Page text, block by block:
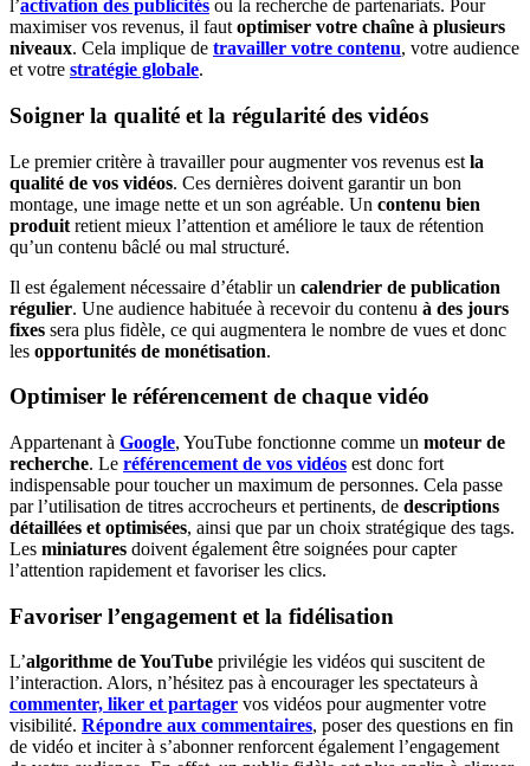
l’activation des publicités ou la recherche de partenariats. Pour
maximiser vos revenus, il faut optimiser votre chaîne à plusieurs
niveaux. Cela implique de travailler votre contenu, votre audience
et votre stratégie globale.
Soigner la qualité et la régularité des vidéos
Le premier critère à travailler pour augmenter vos revenus est la
qualité de vos vidéos. Ces dernières doivent garantir un bon
montage, une image nette et un son agréable. Un contenu bien
produit retient mieux l’attention et améliore le taux de rétention
qu’un contenu bâclé ou mal structuré.
Il est également nécessaire d’établir un calendrier de publication
régulier. Une audience habituée à recevoir du contenu à des jours
fixes sera plus fidèle, ce qui augmentera le nombre de vues et donc
les opportunités de monétisation.
Optimiser le référencement de chaque vidéo
Appartenant à Google, YouTube fonctionne comme un moteur de
recherche. Le référencement de vos vidéos est donc fort
indispensable pour toucher un maximum de personnes. Cela passe
par l’utilisation de titres accrocheurs et pertinents, de descriptions
détaillées et optimisées, ainsi que par un choix stratégique des tags.
Les miniatures doivent également être soignées pour capter
l’attention rapidement et favoriser les clics.
Favoriser l’engagement et la fidélisation
L’algorithme de YouTube privilégie les vidéos qui suscitent de
l’interaction. Alors, n’hésitez pas à encourager les spectateurs à
commenter, liker et partager vos vidéos pour augmenter votre
visibilité. Répondre aux commentaires, poser des questions en fin
de vidéo et inciter à s’abonner renforcent également l’engagement